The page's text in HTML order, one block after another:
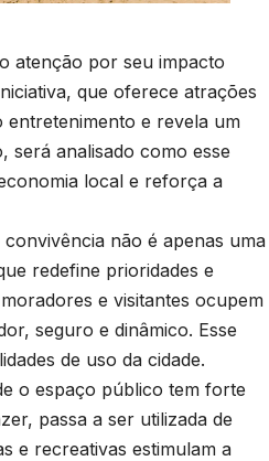
atenção por seu impacto
que oferece atrações
entretenimento e revela um
será analisado como esse
local e reforça a
não é apenas uma
redefine prioridades e
e visitantes ocupem
seguro e dinâmico. Esse
de uso da cidade.
o espaço público tem forte
passa a ser utilizada de
e recreativas estimulam a